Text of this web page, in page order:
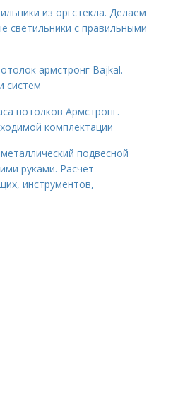
из оргстекла. Делаем
светильники с правильными
армстронг Bajkal.
систем
потолков Армстронг.
комплектации
подвесной
руками. Расчет
инструментов,